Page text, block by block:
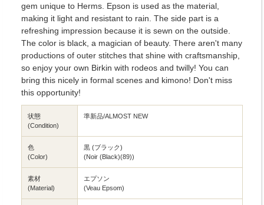
gem unique to Herms. Epson is used as the material,
making it light and resistant to rain. The side part is a
refreshing impression because it is sewn on the outside.
The color is black, a magician of beauty. There aren't many
productions of outer stitches that shine with craftsmanship,
so enjoy your own Birkin with rodeos and twilly! You can
bring this nicely in formal scenes and kimono! Don't miss
this opportunity!
状態
(Condition)
準新品/ALMOST NEW
色
(Color)
黒 (ブラック)
(Noir (Black)(89))
素材
(Material)
エプソン
(Veau Epsom)